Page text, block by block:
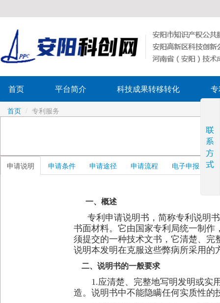
首页 平台简介 科技成果转移转化
首页 / 专利服务
申请说明 申请条件 申请途径 申请流程 电子申报
一、概述
专利申请说明书，简称专利说明
书面材料。它由国家专利局统一制
须提交的一种技术文书，它清楚、
说明本发明在克服这些弊病所采用
二、说明书的一般要求
1.应清楚、完整地写明发明或实用
造。说明书中不能隐瞒任何实质性的